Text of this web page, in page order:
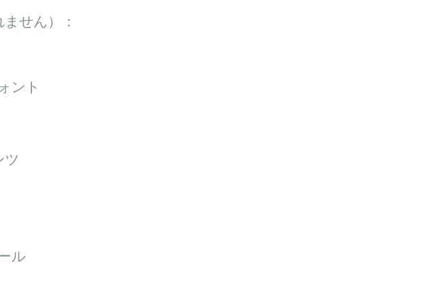
せん）：
ント
ツ
ル